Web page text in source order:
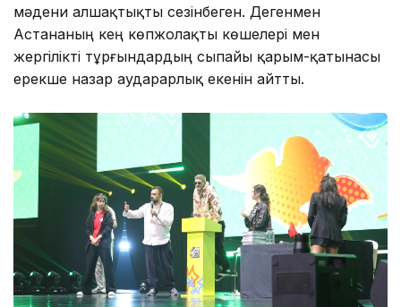
мәдени алшақтықты сезінбеген. Дегенмен
Астананың кең көпжолақты көшелері мен
жергілікті тұрғындардың сыпайы қарым-қатынасы
ерекше назар аударарлық екенін айтты.